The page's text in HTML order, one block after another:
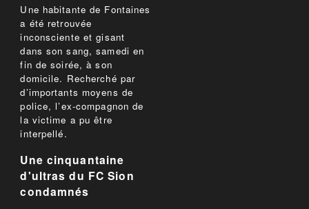
Une habitante de Fontaines
a été retrouvée
inconsciente et gisant
dans son sang, samedi en
fin de soirée, à son
domicile. Recherché par
d’importants moyens de
police, l’ex-compagnon de
la victime a pu être
interpellé.
Une cinquantaine
d'ultras du FC Sion
condamnés